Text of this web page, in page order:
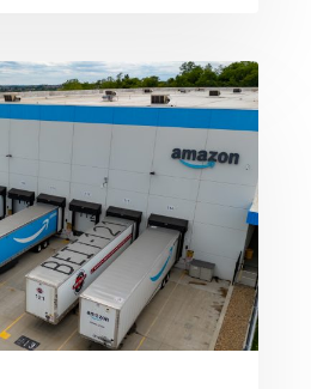
Reporting
Gestion des Reviews
Presse
Agence Amazon Ads
Partner
Amazon Advertising
Livres Blanc
Nos Podcasts
Nos Vidéos
Contact
Krooga SAS
38 Avenue de Saxe, 69006
T:+ 33 04 78 52 38 15